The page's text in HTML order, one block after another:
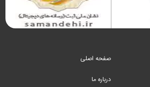
صفحه اصلی
درباره ما